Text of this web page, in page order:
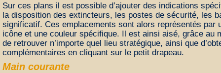
Sur ces plans il est possible d’ajouter des indications
la disposition des extincteurs, les postes de sécurité, les
significatif. Ces emplacements sont alors représentés par
icône et une couleur spécifique. Il est ainsi aisé, grâce au
de retrouver n’importe quel lieu stratégique, ainsi que
complémentaires en cliquant sur le petit drapeau.
Main courante